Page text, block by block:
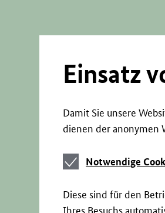
Einsatz
Damit Sie unsere
dienen der anonymen
Notwendige
Cookies
Notwendige
Diese sind für den
Ihres Besuchs